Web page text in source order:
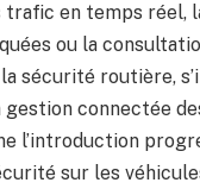
en temps réel,
ou la
sécurité routière,
gestion connectée
l’introduction
sur les